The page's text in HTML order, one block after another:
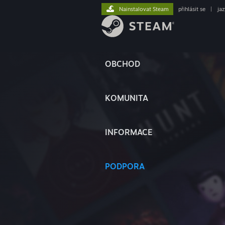
OBCHOD
KOMUNITA
INFORMACE
PODPORA
Nainstalovat Steam přihlásit se